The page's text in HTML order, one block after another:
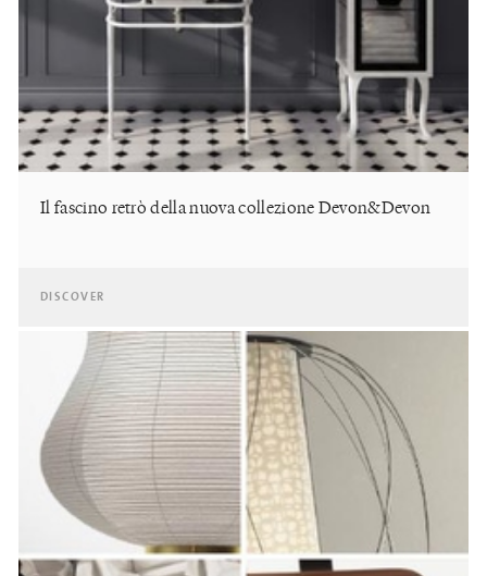
Il fascino retrò della nuova collezione Devon&Devon
DISCOVER